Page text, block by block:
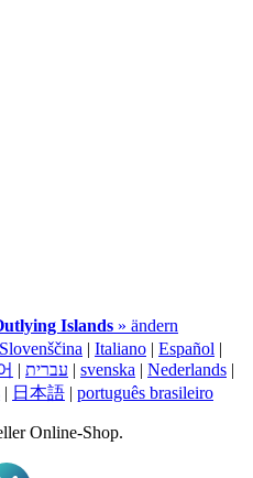
Islands » ändern
Slovenščina | Italiano | Español |
| עברית | svenska | Nederlands |
| 日本語 | português brasileiro
Online-Shop.